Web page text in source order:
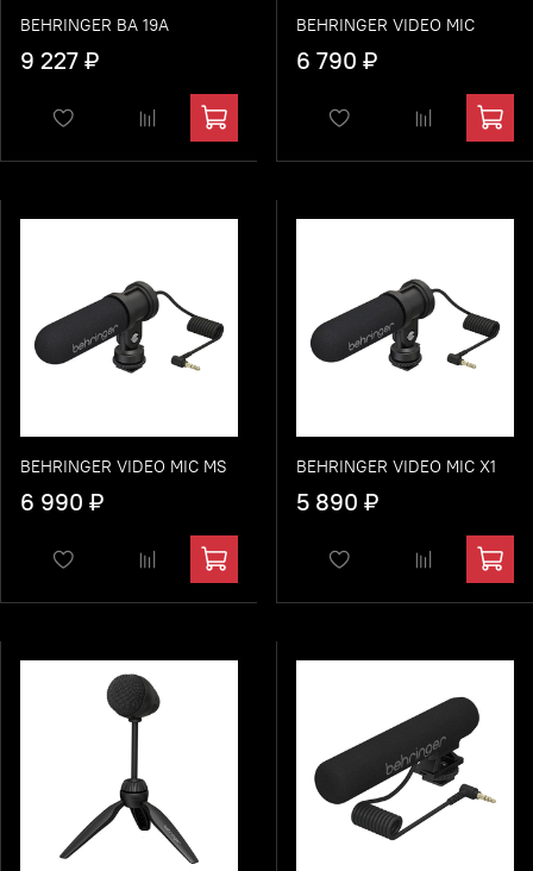
BEHRINGER BA 19A
9 227 ₽
BEHRINGER VIDEO MIC
6 790 ₽
BEHRINGER VIDEO MIC MS
6 990 ₽
BEHRINGER VIDEO MIC X1
5 890 ₽